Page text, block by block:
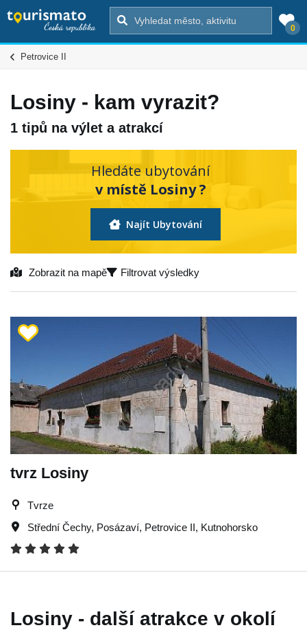
0
Petrovice II
Losiny - kam vyrazit?
1 tipů na výlet a atrakcí
Hledáte ubytování
v místě Losiny ?
Najít Ubytování
Zobrazit na mapě Filtrovat výsledky
tvrz Losiny
Tvrze
Střední Čechy, Posázaví, Petrovice II, Kutnohorsko
Losiny - další atrakce v okolí